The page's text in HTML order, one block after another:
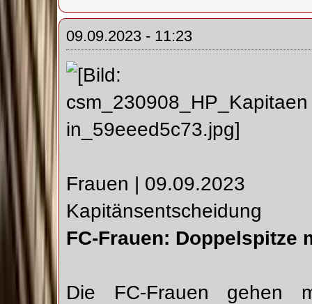
09.09.2023 - 11:23
Frauen | 09.09.2023
Kapitänsentscheidung
FC-Frauen: Doppelspitze
Die FC-Frauen gehen